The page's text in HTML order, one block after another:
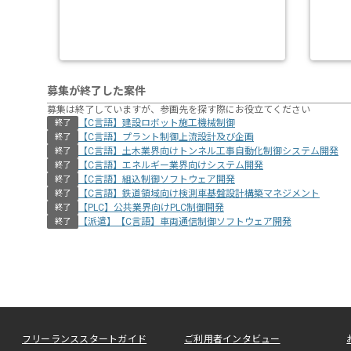
募集が終了した案件
募集は終了していますが、参画先を探す際にお役立てください
終了 【C言語】建設ロボット施工機械制御
終了 【C言語】プラント制御上流設計及び企画
終了 【C言語】土木業界向けトンネル工事自動化制御システム開発
終了 【C言語】エネルギー業界向けシステム開発
終了 【C言語】組込制御ソフトウェア開発
終了 【C言語】鉄道領域向け検測車基盤設計構築マネジメント
終了 【PLC】公共業界向けPLC制御開発
終了 【派遣】【C言語】車両通信制御ソフトウェア開発
フリーランススタートガイド ご利用者インタビュー